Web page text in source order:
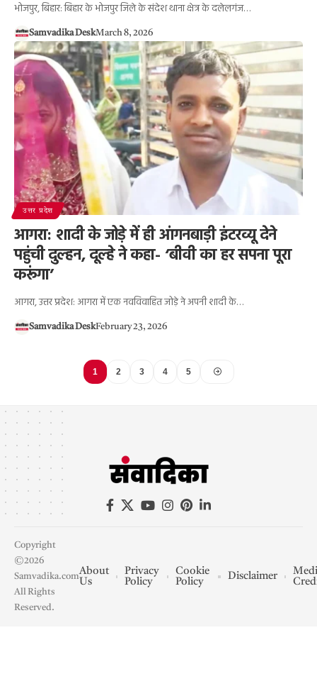
भोजपुर, बिहार: बिहार के भोजपुर जिले के संदेश थाना क्षेत्र के दलेलगंज…
Samvadika DeskMarch 8, 2026
उत्तर प्रदेश
आगरा: शादी के जोड़े में ही आंगनबाड़ी इंटरव्यू देने
पहुंची दुल्हन, दूल्हे ने कहा- ‘बीवी का हर सपना पूरा
करूंगा’
आगरा, उत्तर प्रदेश: आगरा में एक नवविवाहित जोड़े ने अपनी शादी के…
Samvadika DeskFebruary 23, 2026
1 2 3 4 5
Copyright
©2026
Samvadika.com
All Rights
Reserved.
About
Us
Privacy
Policy
Cookie
Policy
Disclaimer